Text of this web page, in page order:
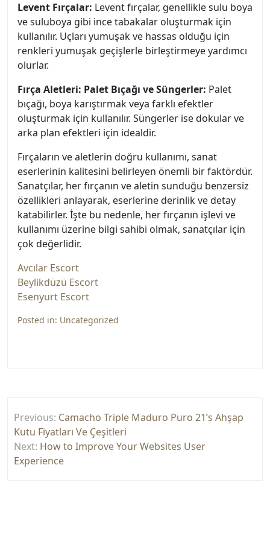
Levent Fırçalar: Levent fırçalar, genellikle sulu boya
ve suluboya gibi ince tabakalar oluşturmak için
kullanılır. Uçları yumuşak ve hassas olduğu için
renkleri yumuşak geçişlerle birleştirmeye yardımcı
olurlar.
Fırça Aletleri: Palet Bıçağı ve Süngerler: Palet
bıçağı, boya karıştırmak veya farklı efektler
oluşturmak için kullanılır. Süngerler ise dokular ve
arka plan efektleri için idealdir.
Fırçaların ve aletlerin doğru kullanımı, sanat
eserlerinin kalitesini belirleyen önemli bir faktördür.
Sanatçılar, her fırçanın ve aletin sunduğu benzersiz
özellikleri anlayarak, eserlerine derinlik ve detay
katabilirler. İşte bu nedenle, her fırçanın işlevi ve
kullanımı üzerine bilgi sahibi olmak, sanatçılar için
çok değerlidir.
Avcılar Escort
Beylikdüzü Escort
Esenyurt Escort
Posted in: Uncategorized
gezinmesi
Previous: Camacho Triple Maduro Puro 21’s Ahşap
Kutu Fiyatları Ve Çeşitleri
Next: How to Improve Your Websites User
Experience